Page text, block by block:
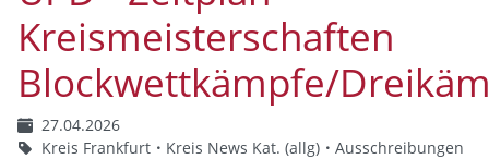
Kreismeisterschaften
Blockwettkämpfe/
27.04.2026
Kreis Frankfurt
Kreis News Kat. (allg) Ausschreibungen